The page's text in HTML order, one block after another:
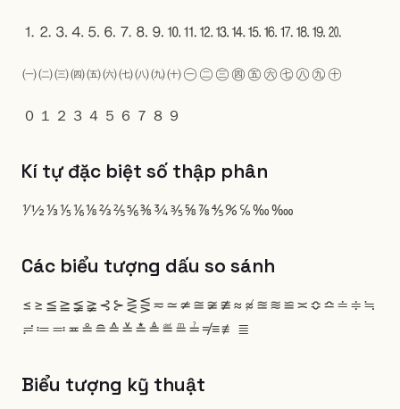
⒈ ⒉ ⒊ ⒋ ⒌ ⒍ ⒎ ⒏ ⒐ ⒑⒒⒓⒔⒕⒖⒗⒘⒙⒚⒛
㈠㈡㈢㈣㈤㈥㈦㈧㈨㈩㊀㊁㊂㊃㊄㊅㊆㊇㊈㊉
０ １ ２ ３ ４ ５ ６ ７ ８ ９
Kí tự đặc biệt số thập phân
⅟½⅓⅕⅙⅛⅔⅖⅚⅜¾⅗⅝⅞⅘%℅‰‱
Các biểu tượng dấu so sánh
≤ ≥ ≦≧≨≩⊰⊱⋛⋚≂≃≄≅≆≇≈≉≊≋≌≍≎≏≐≑≒
≓≔≕≖≗≘≙≚≛≜≝≞≟≠≡≢ ≣
Biểu tượng kỹ thuật